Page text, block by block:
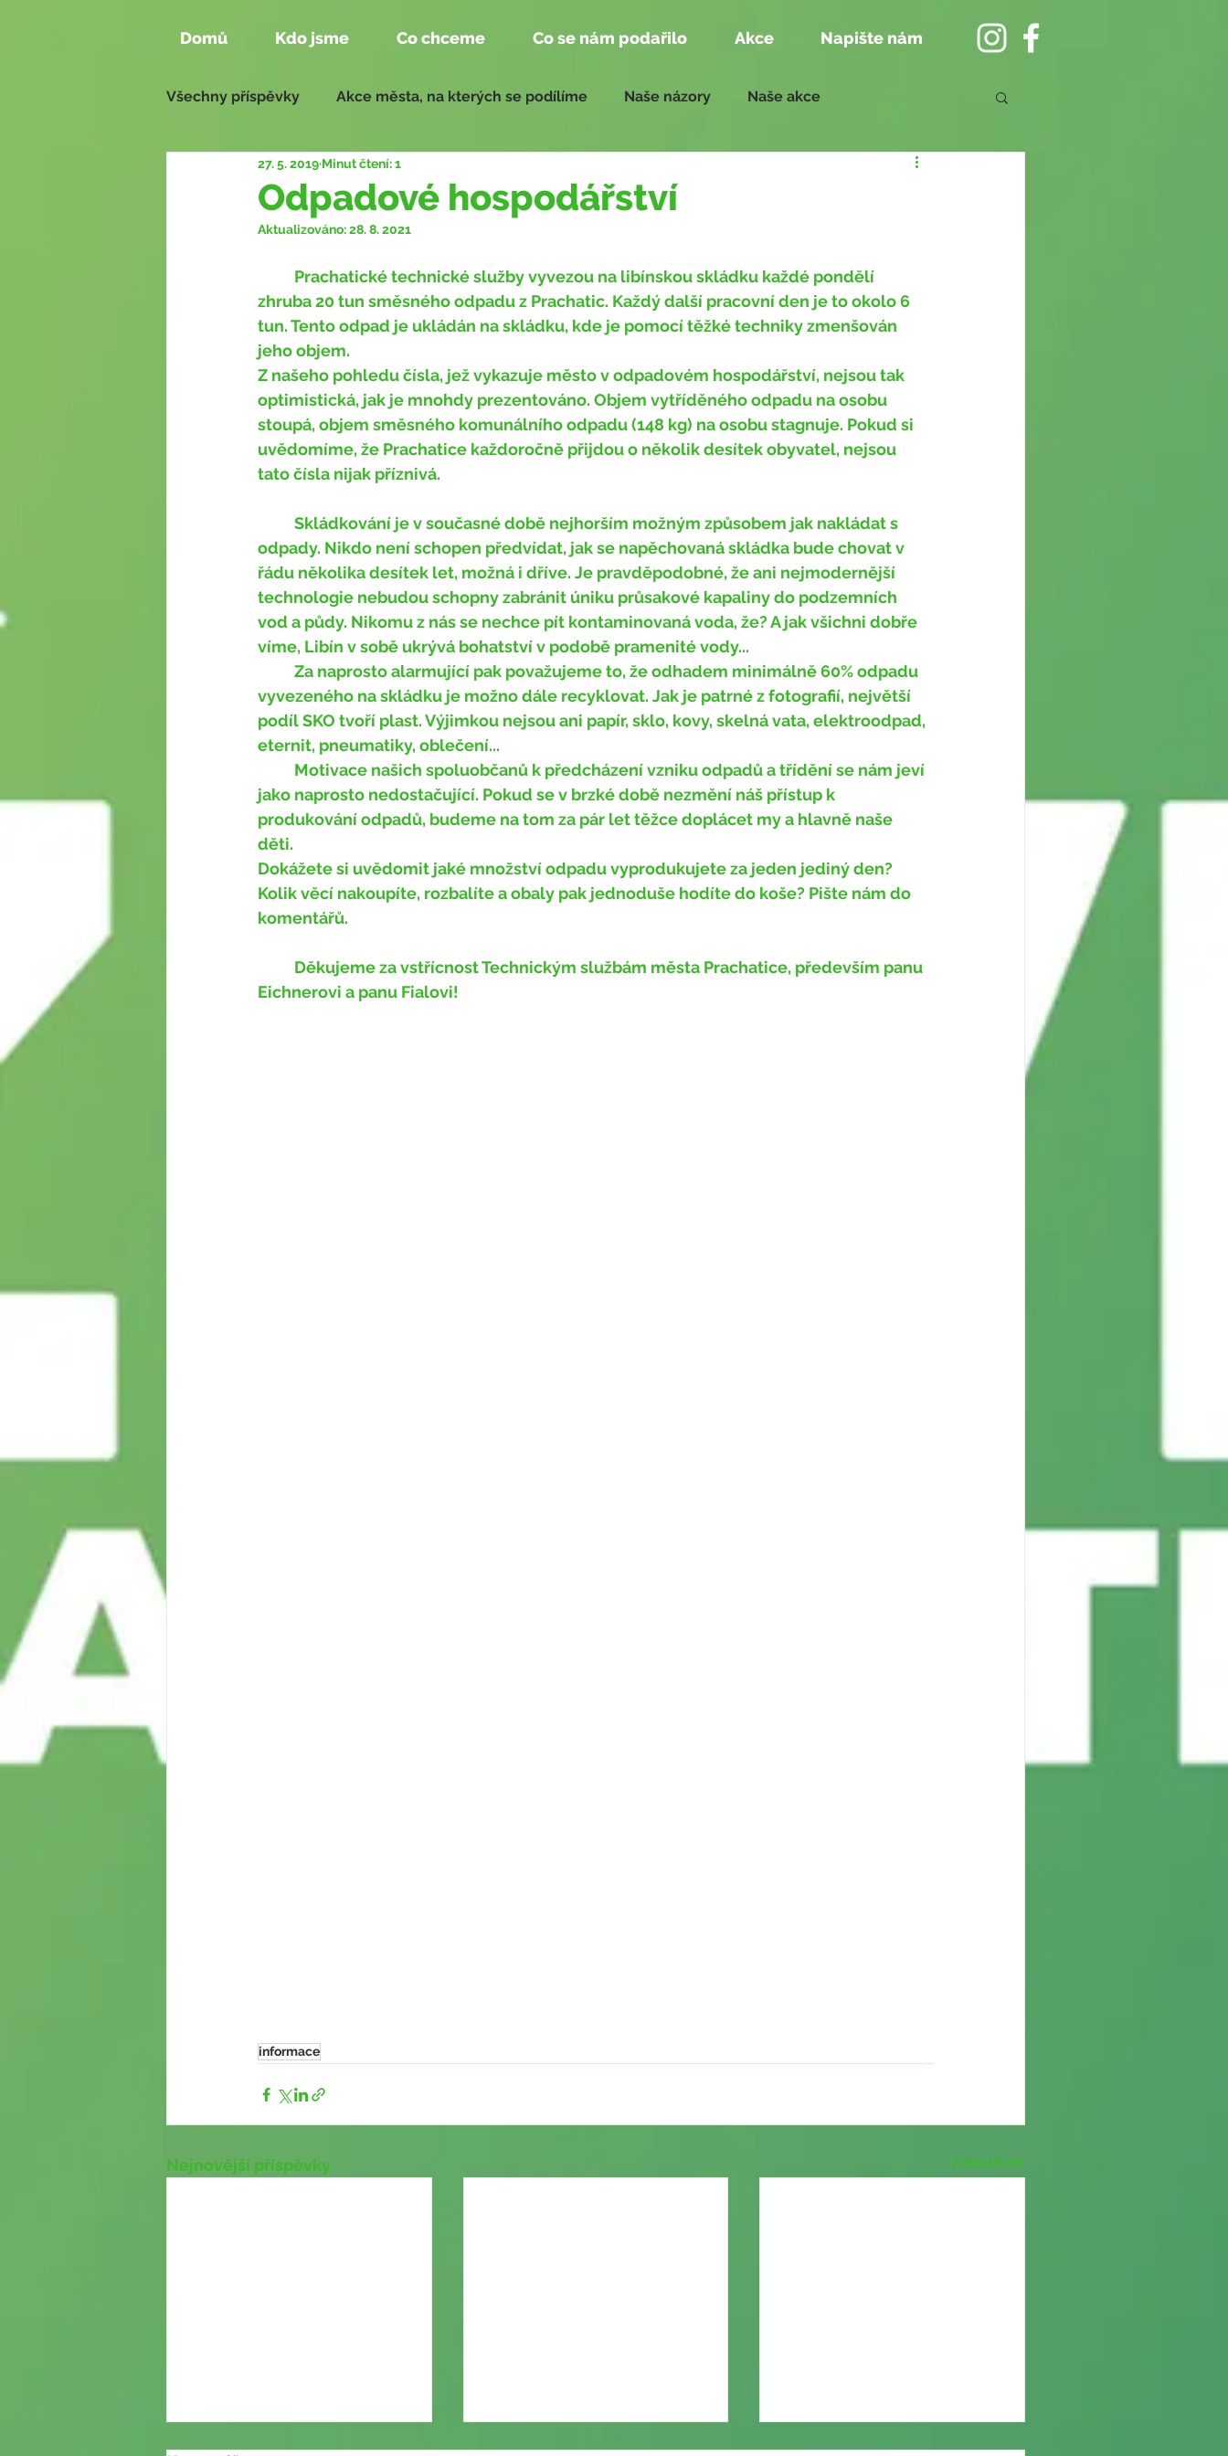
Domů Kdo jsme Co chceme Co se nám podařilo Akce Napište nám
Všechny příspěvky Akce města, na kterých se podílíme Naše názory Naše akce
Aktivity našich členů Zasedání zastupitelstva
Odpadové hospodářství
27. 5. 2019 Minut čtení: 1
Aktualizováno:28. 8. 2021
zhruba 20 tun směsného odpadu z Prachatic. Každý další pracovní den je to okolo 6
tun. Tento odpad je ukládán na skládku, kde je pomocí těžké techniky zmenšován
jeho objem.
Z našeho pohledu čísla, jež vykazuje město v odpadovém hospodářství, nejsou tak
optimistická, jak je mnohdy prezentováno. Objem vytříděného odpadu na osobu
stoupá, objem směsného komunálního odpadu (148 kg) na osobu stagnuje. Pokud si
uvědomíme, že Prachatice každoročně přijdou o několik desítek obyvatel, nejsou
tato čísla nijak příznivá.
odpady. Nikdo není schopen předvídat, jak se napěchovaná skládka bude chovat v
řádu několika desítek let, možná i dříve. Je pravděpodobné, že ani nejmodernější
technologie nebudou schopny zabránit úniku průsakové kapaliny do podzemních
vod a půdy. Nikomu z nás se nechce pít kontaminovaná voda, že? A jak všichni dobře
víme, Libín v sobě ukrývá bohatství v podobě pramenité vody...
vyvezeného na skládku je možno dále recyklovat. Jak je patrné z fotografií, největší
podíl SKO tvoří plast. Výjimkou nejsou ani papír, sklo, kovy, skelná vata, elektroodpad,
eternit, pneumatiky, oblečení...
jako naprosto nedostačující. Pokud se v brzké době nezmění náš přístup k
produkování odpadů, budeme na tom za pár let těžce doplácet my a hlavně naše
děti.
Dokážete si uvědomit jaké množství odpadu vyprodukujete za jeden jediný den?
Kolik věcí nakoupíte, rozbalíte a obaly pak jednoduše hodíte do koše? Pište nám do
komentářů.
Eichnerovi a panu Fialovi!
informace
Nejnovější příspěvky Zobrazit vše